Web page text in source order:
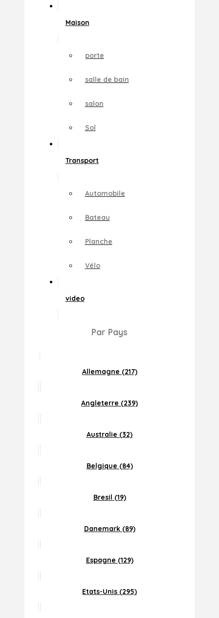
Maison
porte
salle de bain
salon
Sol
Transport
Automobile
Bateau
Planche
Vélo
video
Par Pays
Allemagne (217)
Angleterre (239)
Australie (32)
Belgique (84)
Bresil (19)
Danemark (89)
Espagne (129)
Etats-Unis (295)